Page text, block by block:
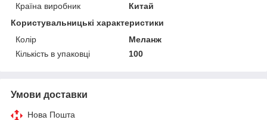
Країна виробник
Китай
Користувальницькі характеристики
Колір
Меланж
Кількість в упаковці
100
Умови доставки
Нова Пошта